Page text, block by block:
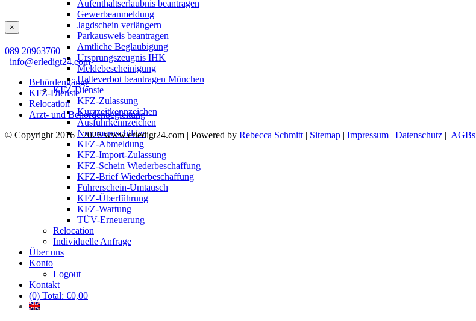
Aufenthaltserlaubnis beantragen
Gewerbeanmeldung
Jagdschein verlängern
Parkausweis beantragen
Amtliche Beglaubigung
Ursprungszeugnis IHK
Meldebescheinigung
Halteverbot beantragen München
KFZ-Dienste
KFZ-Zulassung
Kurzzeitkennzeichen
Ausfuhrkennzeichen
Nummernschilder
KFZ-Abmeldung
KFZ-Import-Zulassung
KFZ-Schein Wiederbeschaffung
KFZ-Brief Wiederbeschaffung
Führerschein-Umtausch
KFZ-Überführung
KFZ-Wartung
TÜV-Erneuerung
Relocation
Individuelle Anfrage
Über uns
Konto
Logout
Kontakt
(0) Total: €0,00
Close
product
view
×
089 20963760
info@erledigt24.com
Behördengänge
KFZ-Dienste
Relocation
Arzt- und Behördenbegleitung
© Copyright 2016 -2026 www.erledigt24.com | Powered by Rebecca Schmitt | Sitemap | Impressum | Datenschutz | AGBs